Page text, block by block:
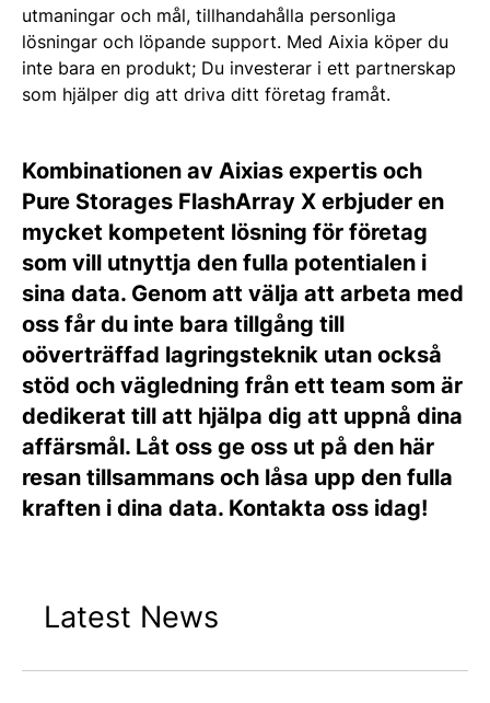
utmaningar och mål, tillhandahålla personliga
lösningar och löpande support. Med Aixia köper du
inte bara en produkt; Du investerar i ett partnerskap
som hjälper dig att driva ditt företag framåt.
Kombinationen av Aixias expertis och
Pure Storages FlashArray X erbjuder en
mycket kompetent lösning för företag
som vill utnyttja den fulla potentialen i
sina data. Genom att välja att arbeta med
oss får du inte bara tillgång till
oöverträffad lagringsteknik utan också
stöd och vägledning från ett team som är
dedikerat till att hjälpa dig att uppnå dina
affärsmål. Låt oss ge oss ut på den här
resan tillsammans och låsa upp den fulla
kraften i dina data. Kontakta oss idag!
Latest News